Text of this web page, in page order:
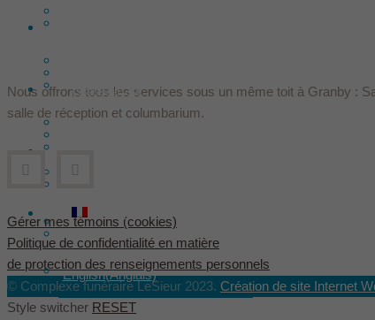
Arrangements préalables
Assurances décès
Évaluation des services Le Sieur
Les Le Sieur innovent
Dans les médias
Ressources
English(Anglais)
Nous offrons tous les services sous un même toit à Granby :
salle de réception et columbarium.
Gérer mes témoins (cookies)
Politique de confidentialité en matière
de protection des renseignements personnels
© Complexe funéraire LeSieur 2023. Création de site Internet
Style switcher RESET